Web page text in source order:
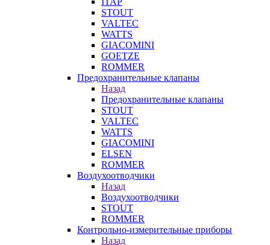
STOUT
VALTEC
WATTS
GIACOMINI
GOETZE
ROMMER
Предохранительные клапаны
Назад
Предохранительные клапаны
STOUT
VALTEC
WATTS
GIACOMINI
ELSEN
ROMMER
Воздухоотводчики
Назад
Воздухоотводчики
STOUT
ROMMER
Контрольно-измерительные приборы
Назад